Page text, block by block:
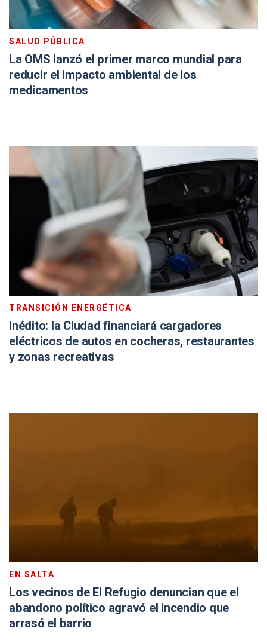
SALUD PÚBLICA
La OMS lanzó el primer marco mundial para
reducir el impacto ambiental de los
medicamentos
TRANSICIÓN ENERGÉTICA
Inédito: la Ciudad financiará cargadores
eléctricos de autos en cocheras, restaurantes
y zonas recreativas
EN SALTA
Los vecinos de El Refugio denuncian que el
abandono político agravó el incendio que
arrasó el barrio